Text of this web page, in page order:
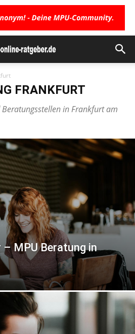
FRANKFURT
in Frankfurt am
MPU Beratung in